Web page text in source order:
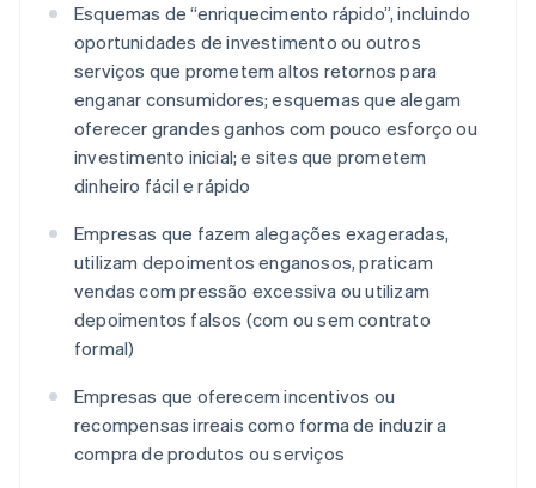
Esquemas de “enriquecimento rápido”, incluindo
oportunidades de investimento ou outros
serviços que prometem altos retornos para
enganar consumidores; esquemas que alegam
oferecer grandes ganhos com pouco esforço ou
investimento inicial; e sites que prometem
dinheiro fácil e rápido
Empresas que fazem alegações exageradas,
utilizam depoimentos enganosos, praticam
vendas com pressão excessiva ou utilizam
depoimentos falsos (com ou sem contrato
formal)
Empresas que oferecem incentivos ou
recompensas irreais como forma de induzir a
compra de produtos ou serviços